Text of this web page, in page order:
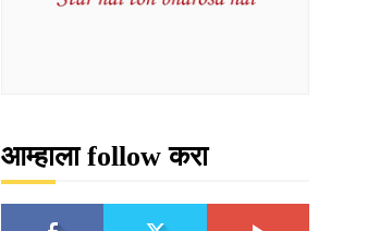
आम्हाला follow करा